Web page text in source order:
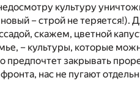
культуру
– строй не теряется!).
скажем, цветной
– культуры, которые
предпочтет закрывать
нас не пугают